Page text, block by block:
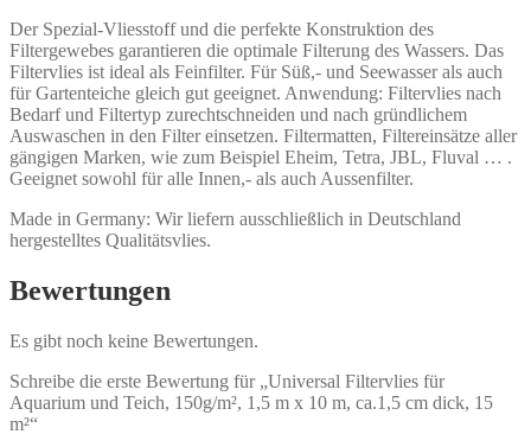
Der Spezial-Vliesstoff und die perfekte Konstruktion des
Filtergewebes garantieren die optimale Filterung des Wassers. Das
Filtervlies ist ideal als Feinfilter. Für Süß,- und Seewasser als auch
für Gartenteiche gleich gut geeignet. Anwendung: Filtervlies nach
Bedarf und Filtertyp zurechtschneiden und nach gründlichem
Auswaschen in den Filter einsetzen. Filtermatten, Filtereinsätze aller
gängigen Marken, wie zum Beispiel Eheim, Tetra, JBL, Fluval … .
Geeignet sowohl für alle Innen,- als auch Aussenfilter.
Made in Germany: Wir liefern ausschließlich in Deutschland
hergestelltes Qualitätsvlies.
Bewertungen
Es gibt noch keine Bewertungen.
Schreibe die erste Bewertung für „Universal Filtervlies für
Aquarium und Teich, 150g/m², 1,5 m x 10 m, ca.1,5 cm dick, 15
m²“